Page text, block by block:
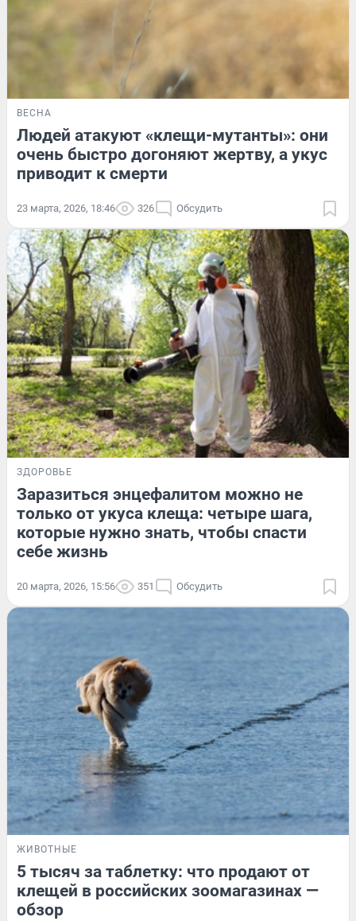
ВЕСНА
Людей атакуют «клещи-мутанты»: они
очень быстро догоняют жертву, а укус
приводит к смерти
23 марта, 2026, 18:46 326 Обсудить
ЗДОРОВЬЕ
Заразиться энцефалитом можно не
только от укуса клеща: четыре шага,
которые нужно знать, чтобы спасти
себе жизнь
20 марта, 2026, 15:56 351 Обсудить
ЖИВОТНЫЕ
5 тысяч за таблетку: что продают от
клещей в российских зоомагазинах —
обзор